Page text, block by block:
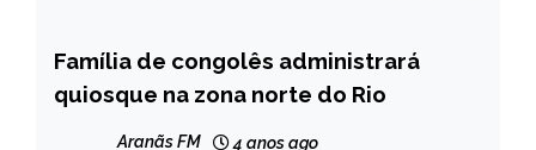
BRASIL
NOTÍCIAS
Família de congolês administrará
quiosque na zona norte do Rio
Aranãs FM 4 anos ago